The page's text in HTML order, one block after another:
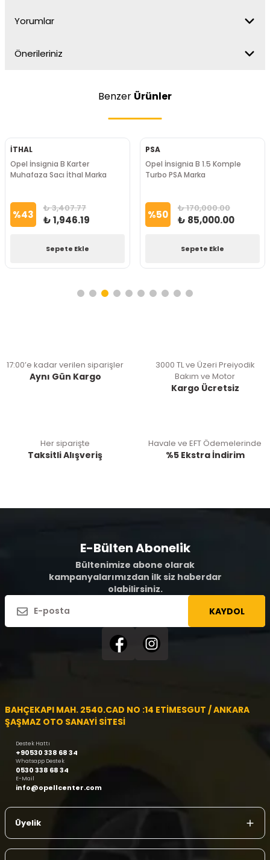
Yorumlar
Önerileriniz
Benzer Ürünler
İTHAL
Opel İnsignia B Karter
Muhafaza Sacı İthal Marka
%43 ₺ 3,407.77
₺ 1,946.19
Sepete Ekle
PSA
Opel İnsignia B 1.5 Komple
Turbo PSA Marka
%50 ₺ 170,000.00
₺ 85,000.00
Sepete Ekle
17:00’e kadar verilen siparişler
Aynı Gün Kargo
3000 TL ve Üzeri Preiyodik
Bakım ve Motor
Kargo Ücretsiz
Her siparişte
Taksitli Alışveriş
Havale ve EFT Ödemelerinde
%5 Ekstra İndirim
E-Bülten Abonelik
Bültenimize abone olarak
kampanyalarımızdan ilk siz haberdar
olabilirsiniz.
KAYDOL
BAHÇEKAPI MAH. 2540.CAD NO :14 ETİMESGUT / ANKARA
ŞAŞMAZ OTO SANAYİ SİTESİ
Destek Hattı
+90530 338 68 34
Whatsapp Destek
0530 338 68 34
E-Mail
info@opellcenter.com
Üyelik